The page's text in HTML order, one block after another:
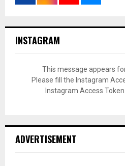
INSTAGRAM
This message appears
Please fill the Instagram
Instagram Access
ADVERTISEMENT